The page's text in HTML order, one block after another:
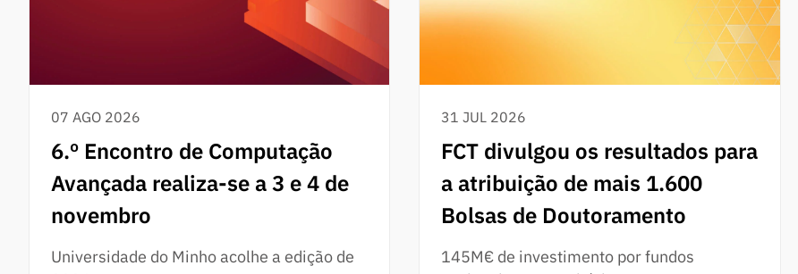
07 AGO 2026
6.º Encontro de Computação
Avançada realiza-se a 3 e 4 de
novembro
Universidade do Minho acolhe a edição de
31 JUL 2026
FCT divulgou os resultados para
a atribuição de mais 1.600
Bolsas de Doutoramento
145M€ de investimento por fundos